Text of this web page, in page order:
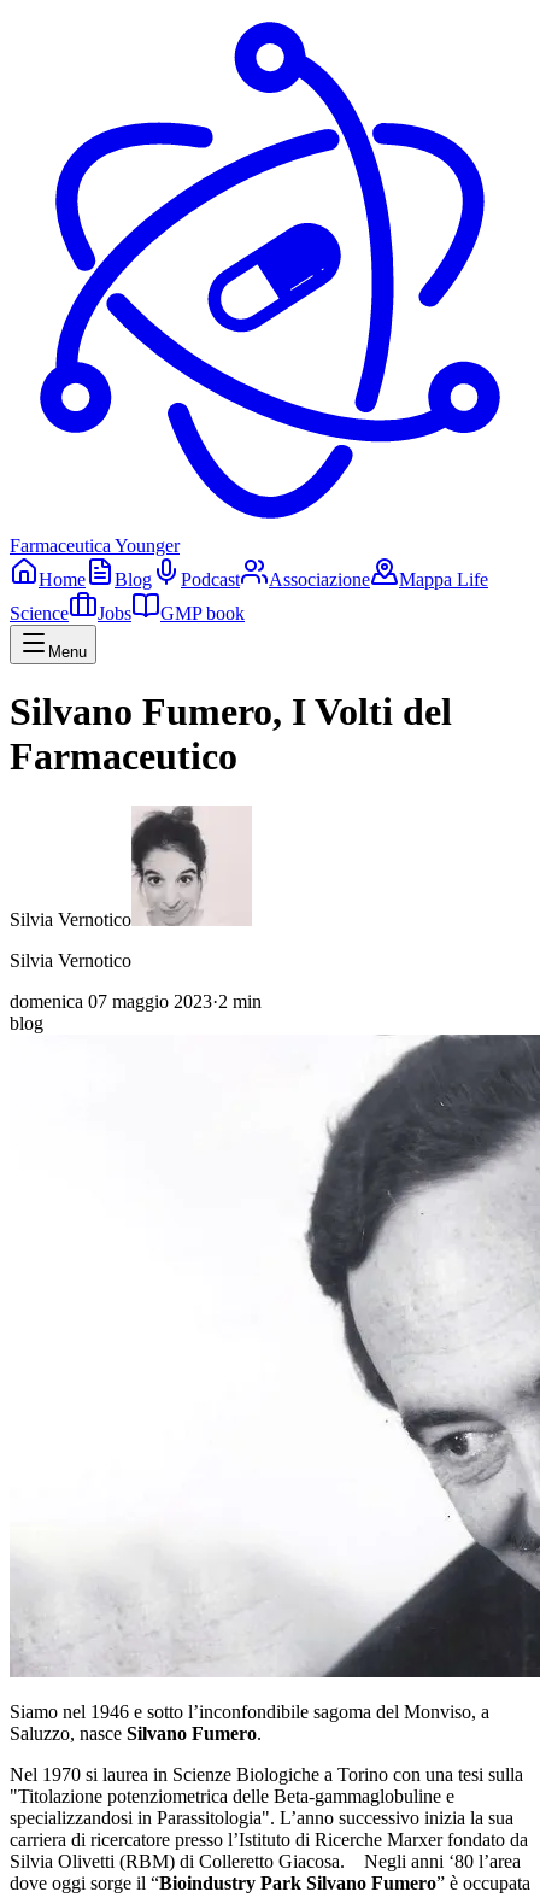
Farmaceutica Younger
Home
Blog Podcast Associazione
Mappa Life
Science
Jobs GMP book
Menu
Silvano Fumero, I Volti del
Farmaceutico
Silvia Vernotico
Silvia Vernotico
domenica 07 maggio 2023·2 min
blog
Siamo nel 1946 e sotto l’inconfondibile sagoma del Monviso, a
Saluzzo, nasce Silvano Fumero.
Nel 1970 si laurea in Scienze Biologiche a Torino con una tesi sulla
"Titolazione potenziometrica delle Beta-gammaglobuline e
specializzandosi in Parassitologia". L’anno successivo inizia la sua
carriera di ricercatore presso l’Istituto di Ricerche Marxer fondato da
Silvia Olivetti (RBM) di Colleretto Giacosa. Negli anni ‘80 l’area
dove oggi sorge il “Bioindustry Park Silvano Fumero” è occupata